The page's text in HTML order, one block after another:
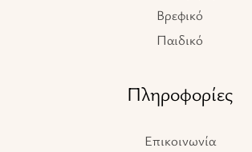
Βρεφικό
Παιδικό
Πληροφορίες
Επικοινωνία